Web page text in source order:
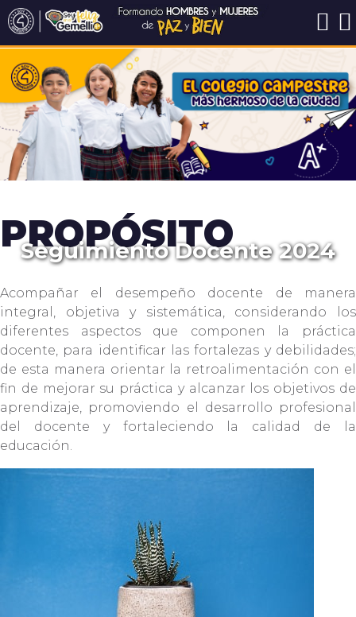
Seguimiento Docente 2024
PROPÓSITO
Acompañar el desempeño docente de manera
integral, objetiva y sistemática, considerando los
diferentes aspectos que componen la práctica
docente, para identificar las fortalezas y debilidades;
de esta manera orientar la retroalimentación con el
fin de mejorar su práctica y alcanzar los objetivos de
aprendizaje, promoviendo el desarrollo profesional
del docente y fortaleciendo la calidad de la
educación.